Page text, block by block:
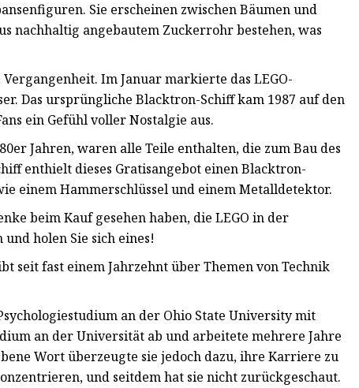
Sie erscheinen zwischen Bäumen und
nachhaltig angebautem Zuckerrohr bestehen, was
Im Januar markierte das LEGO-
Das ursprüngliche Blacktron-Schiff kam 1987 auf den
ein Gefühl voller Nostalgie aus.
Jahren, waren alle Teile enthalten, die zum Bau des
enthielt dieses Gratisangebot einen Blacktron-
einem Hammerschlüssel und einem Metalldetektor.
beim Kauf gesehen haben, die LEGO in der
holen Sie sich eines!
seit fast einem Jahrzehnt über Themen von Technik
an der Ohio State University mit
an der Universität ab und arbeitete mehrere Jahre
Wort überzeugte sie jedoch dazu, ihre Karriere zu
und seitdem hat sie nicht zurückgeschaut.